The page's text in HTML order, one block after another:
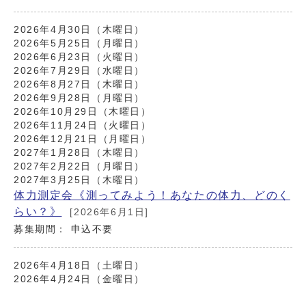
2026年4月30日（木曜日）
2026年5月25日（月曜日）
2026年6月23日（火曜日）
2026年7月29日（水曜日）
2026年8月27日（木曜日）
2026年9月28日（月曜日）
2026年10月29日（木曜日）
2026年11月24日（火曜日）
2026年12月21日（月曜日）
2027年1月28日（木曜日）
2027年2月22日（月曜日）
2027年3月25日（木曜日）
体力測定会《測ってみよう！あなたの体力、どのく
らい？》
[2026年6月1日]
募集期間： 申込不要
2026年4月18日（土曜日）
2026年4月24日（金曜日）